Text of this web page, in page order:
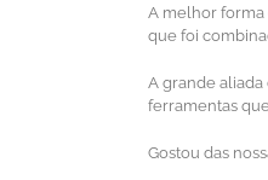
A melhor forma
que foi
A grande
ferramentas
Gostou das